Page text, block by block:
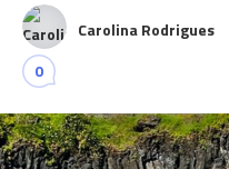
Carolina Rodrigues
0